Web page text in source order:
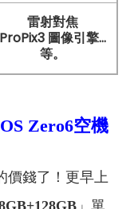
雷射對焦
ProPix3 圖像引擎...
等。
Zero6空機
錢了！更早上